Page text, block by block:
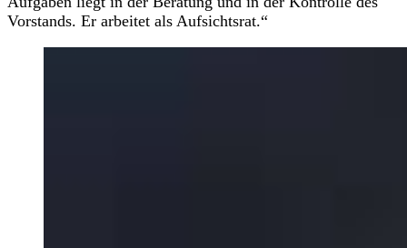
Vorstands. Er arbeitet als Aufsichtsrat.“